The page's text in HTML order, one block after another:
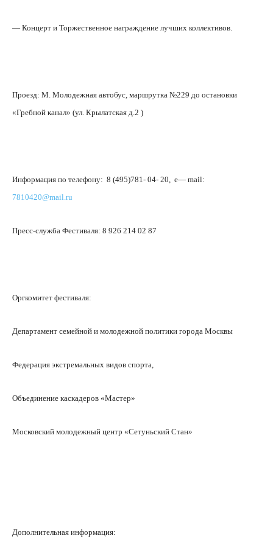
— Концерт и Торжественное награждение лучших коллективов.
Проезд: М. Молодежная автобус, маршрутка №229 до остановки
«Гребной канал» (ул. Крылатская д.2 )
Информация по телефону: 8 (495)781- 04- 20, e— mail:
7810420@mail.ru
Пресс-служба Фестиваля: 8 926 214 02 87
Оргкомитет фестиваля:
Департамент семейной и молодежной политики города Москвы
Федерация экстремальных видов спорта,
Объединение каскадеров «Мастер»
Московский молодежный центр «Сетуньский Стан»
Дополнительная информация: